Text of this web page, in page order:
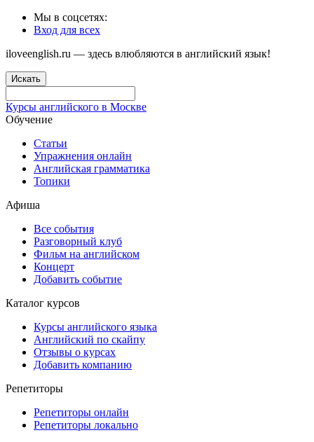
Мы в соцсетях:
Вход для всех
iloveenglish.ru — здесь влюбляются в английский язык!
Искать
Курсы английского в Москве
Обучение
Статьи
Упражнения онлайн
Английская грамматика
Топики
Афиша
Все события
Разговорный клуб
Фильм на английском
Концерт
Добавить событие
Каталог курсов
Курсы английского языка
Английский по скайпу
Отзывы о курсах
Добавить компанию
Репетиторы
Репетиторы онлайн
Репетиторы локально